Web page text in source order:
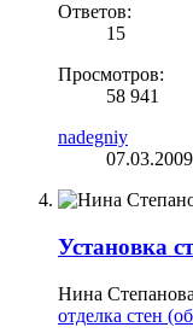
Ответов:
15
Просмотров:
58 941
nadegniy
07.03.2009
Установка
Нина Степанова
отделка стен